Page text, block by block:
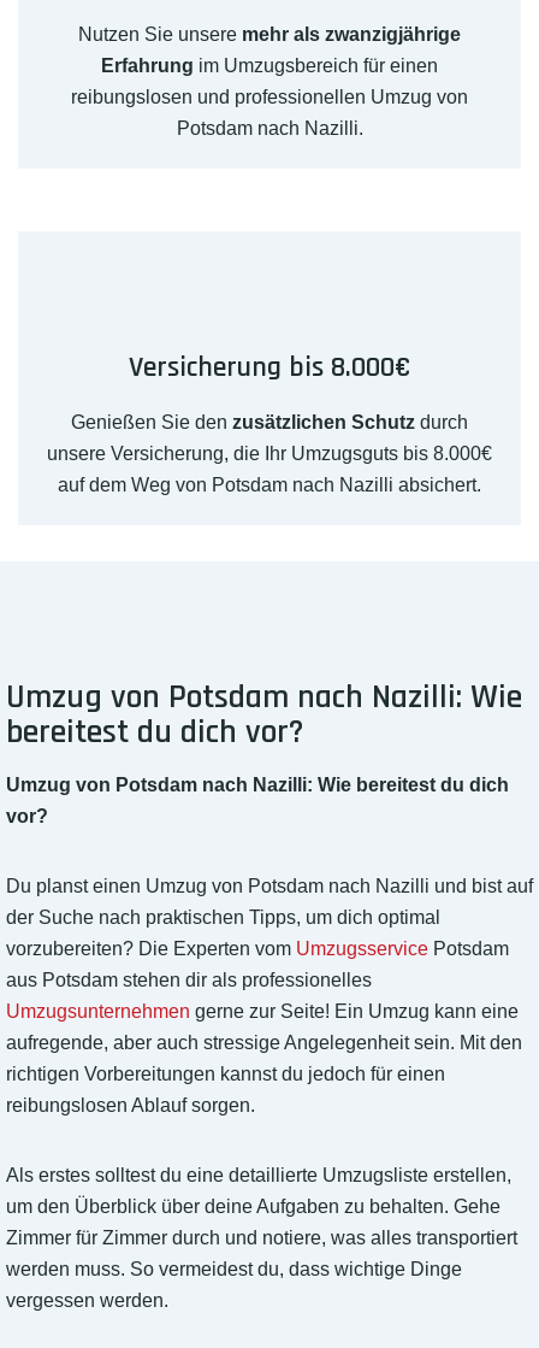
Nutzen Sie unsere mehr als zwanzigjährige
Erfahrung im Umzugsbereich für einen
reibungslosen und professionellen Umzug von
Potsdam nach Nazilli.
Versicherung bis 8.000€
Genießen Sie den zusätzlichen Schutz durch
unsere Versicherung, die Ihr Umzugsguts bis 8.000€
auf dem Weg von Potsdam nach Nazilli absichert.
Umzug von Potsdam nach Nazilli: Wie
bereitest du dich vor?
Umzug von Potsdam nach Nazilli: Wie bereitest du dich
vor?
Du planst einen Umzug von Potsdam nach Nazilli und bist auf
der Suche nach praktischen Tipps, um dich optimal
vorzubereiten? Die Experten vom Umzugsservice Potsdam
aus Potsdam stehen dir als professionelles
Umzugsunternehmen gerne zur Seite! Ein Umzug kann eine
aufregende, aber auch stressige Angelegenheit sein. Mit den
richtigen Vorbereitungen kannst du jedoch für einen
reibungslosen Ablauf sorgen.
Als erstes solltest du eine detaillierte Umzugsliste erstellen,
um den Überblick über deine Aufgaben zu behalten. Gehe
Zimmer für Zimmer durch und notiere, was alles transportiert
werden muss. So vermeidest du, dass wichtige Dinge
vergessen werden.